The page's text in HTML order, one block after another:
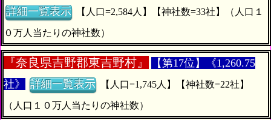
詳細一覧表示
０万人当たりの神社数）
『奈良県吉野郡東吉野村』
【第17位】《1,260.75
社》
詳細一覧表示
（人口１０万人当たりの神社数）